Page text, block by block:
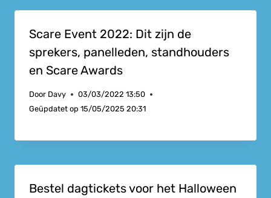
Scare Event 2022: Dit zijn de
sprekers, panelleden, standhouders
en Scare Awards
Door Davy
03/03/2022 13:50
Geüpdatet op 15/05/2025 20:31
Bestel dagtickets voor het Halloween